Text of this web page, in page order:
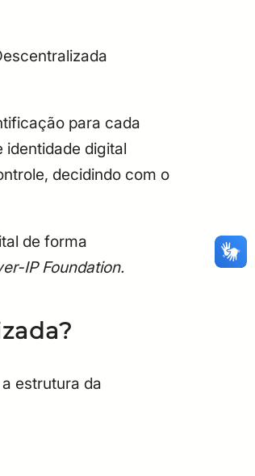
para cada
digital
decidindo com o
de forma
IP Foundation.
estrutura da